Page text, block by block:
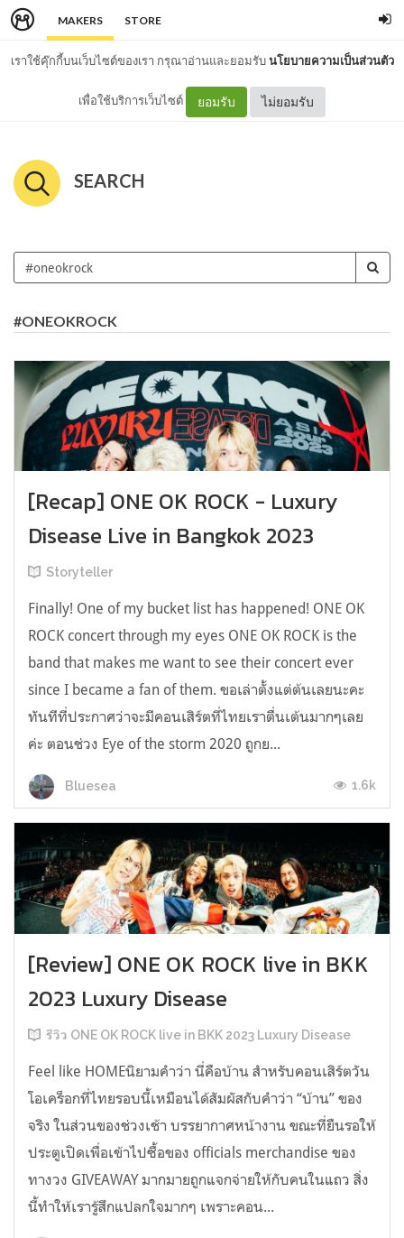
MAKERS STORE
เราใช้คุ๊กกี้บนเว็บไซต์ของเรา กรุณาอ่านและยอมรับนโยบายความเป็นส่วนตัว
เพื่อใช้บริการเว็บไซต์ ยอมรับ ไม่ยอมรับ
SEARCH
#ONEOKROCK
[Recap] ONE OK ROCK - Luxury
Disease Live in Bangkok 2023
Storyteller
Finally! One of my bucket list has happened! ONE OK
ROCK concert through my eyes ONE OK ROCK is the
band that makes me want to see their concert ever
since I became a fan of them. ขอเล่าตั้งแต่ต้นเลยนะคะ
ทันทีที่ประกาศว่าจะมีคอนเสิร์ตที่ไทยเราตื่นเต้นมากๆเลย
ค่ะ ตอนช่วง Eye of the storm 2020 ถูกย...
Bluesea 1.6k
[Review] ONE OK ROCK live in BKK
2023 Luxury Disease
รีวิว ONE OK ROCK live in BKK 2023 Luxury Disease
Feel like HOMEนิยามคำว่า นี่คือบ้าน สำหรับคอนเสิร์ตวัน
โอเคร็อกที่ไทยรอบนี้เหมือนได้สัมผัสกับคำว่า “บ้าน” ของ
จริง ในส่วนของช่วงเช้า บรรยากาศหน้างาน ขณะที่ยืนรอให้
ประตูเปิดเพื่อเข้าไปซื้อของ officials merchandise ของ
ทางวง GIVEAWAY มากมายถูกแจกจ่ายให้กับคนในแถว สิ่ง
นี้ทำให้เรารู้สึกแปลกใจมากๆ เพราะคอน...